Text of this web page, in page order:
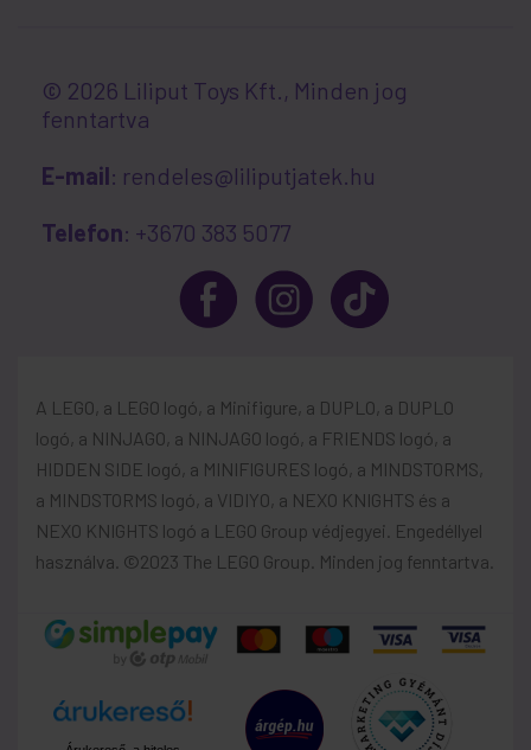
© 2026 Liliput Toys Kft., Minden jog
fenntartva
E-mail: rendeles@liliputjatek.hu
Telefon: +3670 383 5077
A LEGO, a LEGO logó, a Minifigure, a DUPLO, a DUPLO
logó, a NINJAGO, a NINJAGO logó, a FRIENDS logó, a
HIDDEN SIDE logó, a MINIFIGURES logó, a MINDSTORMS,
a MINDSTORMS logó, a VIDIYO, a NEXO KNIGHTS és a
NEXO KNIGHTS logó a LEGO Group védjegyei. Engedéllyel
használva. ©2023 The LEGO Group. Minden jog fenntartva.